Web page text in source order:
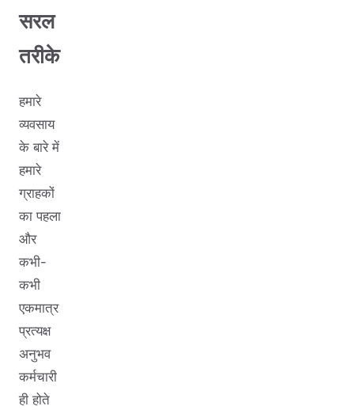
सरल
तरीके
हमारे
व्यवसाय
के बारे में
हमारे
ग्राहकों
का पहला
और
कभी-
कभी
एकमात्र
प्रत्यक्ष
अनुभव
कर्मचारी
ही होते